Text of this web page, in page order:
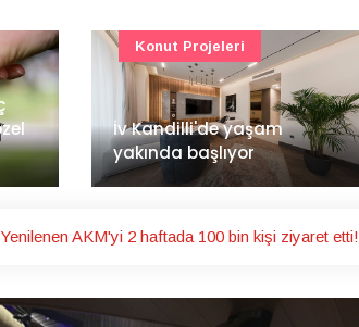
BAE’nin ilk yüksek hızlı
demiryolu projesine Kalyon
İnşaat imzası
Ulaşım
Yenilenen AKM'yi 2 haftada 100 bin kişi ziyaret etti!